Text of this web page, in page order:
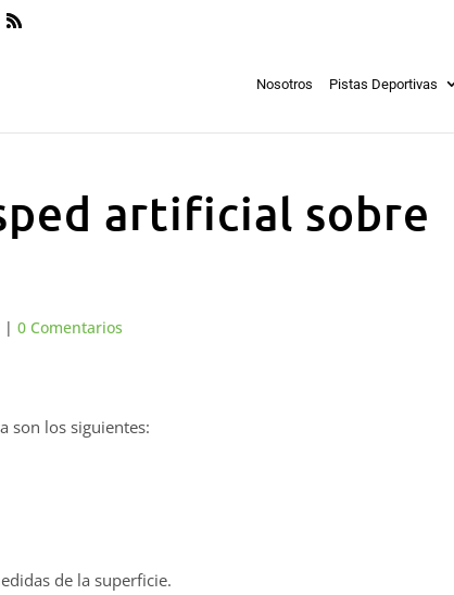
Nosotros Pistas Deportivas
artificial sobre
|0 Comentarios
son los siguientes:
de la superficie.